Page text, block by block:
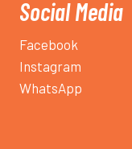
Social Media
Facebook
Instagram
WhatsApp